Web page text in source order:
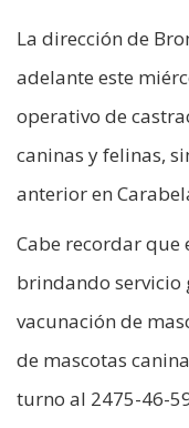
La dirección de
adelante este
operativo de
caninas y felinas,
anterior en
Cabe recordar que
brindando servicio
vacunación de
de mascotas
turno al 2475-46-